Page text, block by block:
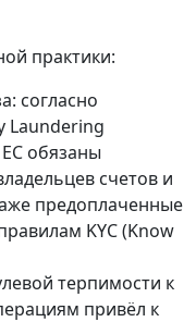
практики:
согласно
Laundering
обязаны
счетов и
предоплаченные
KYC (Know
терпимости к
привёл к